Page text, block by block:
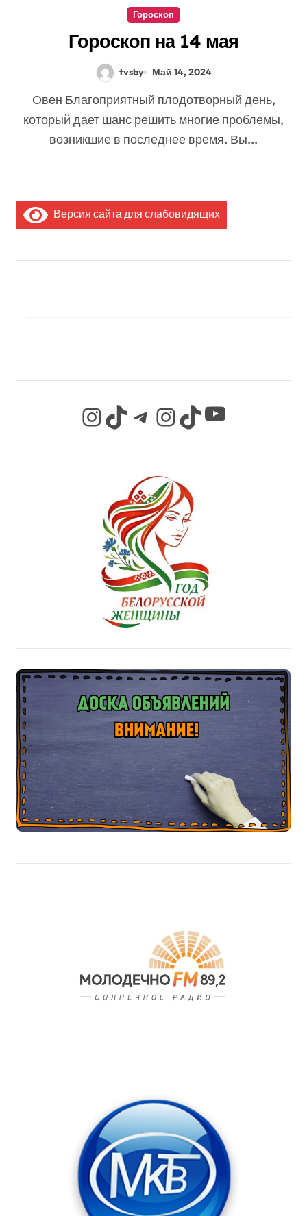
Гороскоп
Гороскоп на 14 мая
tvsby Май 14, 2024
Овен Благоприятный плодотворный день,
который дает шанс решить многие проблемы,
возникшие в последнее время. Вы...
Версия сайта для слабовидящих
InstagramTikTok Telegram InstagramTikTok YouTube